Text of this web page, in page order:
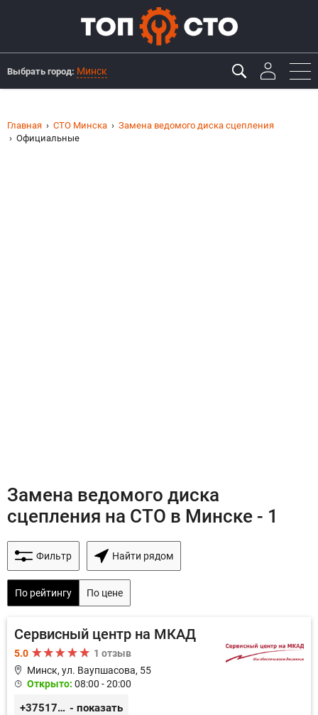
Выбрать город: Минск
Главная СТО Минска
Замена ведомого диска сцепления
Официальные
Замена ведомого диска
сцепления на СТО в Минске - 1
Фильтр Найти рядом
По рейтингу По цене
Сервисный центр на МКАД
5.0
1 отзыв
Минск, ул. Ваупшасова, 55
Открыто: 08:00 - 20:00
+375173613000 - показать